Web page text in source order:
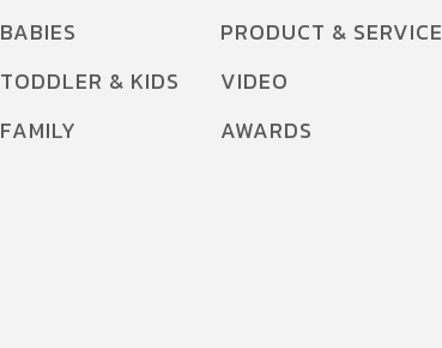
BABIES
TODDLER & KIDS
FAMILY
PRODUCT & SERVICE
VIDEO
AWARDS